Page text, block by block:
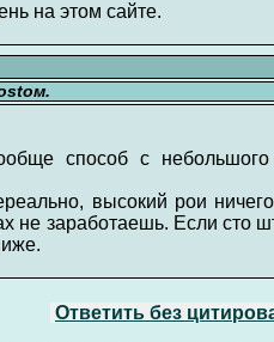
на этом сайте.
способ с небольшого
высокий рои
не заработаешь. Если сто
Ответить без